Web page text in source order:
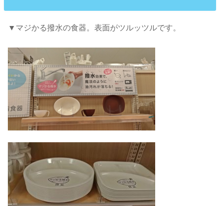
▼マジかる撥水の食器。表面がツルッツルです。